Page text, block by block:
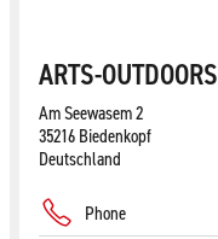
ARTS-OUTDOORS
Am Seewasem 2
35216 Biedenkopf
Deutschland
Phone